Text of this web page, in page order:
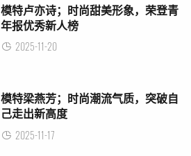
模特卢亦诗；时尚甜美形象，荣登青
年报优秀新人榜
2025-11-20
模特梁燕芳；时尚潮流气质，突破自
己走出新高度
2025-11-17